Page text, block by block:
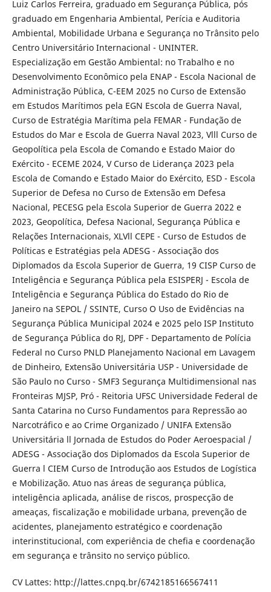
Luiz Carlos Ferreira, graduado em Segurança Pública, pós
graduado em Engenharia Ambiental, Perícia e Auditoria
Ambiental, Mobilidade Urbana e Segurança no Trânsito pelo
Centro Universitário Internacional - UNINTER.
Especialização em Gestão Ambiental: no Trabalho e no
Desenvolvimento Econômico pela ENAP - Escola Nacional de
Administração Pública, C-EEM 2025 no Curso de Extensão
em Estudos Marítimos pela EGN Escola de Guerra Naval,
Curso de Estratégia Marítima pela FEMAR - Fundação de
Estudos do Mar e Escola de Guerra Naval 2023, Vlll Curso de
Geopolítica pela Escola de Comando e Estado Maior do
Exército - ECEME 2024, V Curso de Liderança 2023 pela
Escola de Comando e Estado Maior do Exército, ESD - Escola
Superior de Defesa no Curso de Extensão em Defesa
Nacional, PECESG pela Escola Superior de Guerra 2022 e
2023, Geopolítica, Defesa Nacional, Segurança Pública e
Relações Internacionais, XLVll CEPE - Curso de Estudos de
Políticas e Estratégias pela ADESG - Associação dos
Diplomados da Escola Superior de Guerra, 19 CISP Curso de
Inteligência e Segurança Pública pela ESISPERJ - Escola de
Inteligência e Segurança Pública do Estado do Rio de
Janeiro na SEPOL / SSINTE, Curso O Uso de Evidências na
Segurança Pública Municipal 2024 e 2025 pelo ISP Instituto
de Segurança Pública do RJ, DPF - Departamento de Polícia
Federal no Curso PNLD Planejamento Nacional em Lavagem
de Dinheiro, Extensão Universitária USP - Universidade de
São Paulo no Curso - SMF3 Segurança Multidimensional nas
Fronteiras MJSP, Pró - Reitoria UFSC Universidade Federal de
Santa Catarina no Curso Fundamentos para Repressão ao
Narcotráfico e ao Crime Organizado / UNIFA Extensão
Universitária ll Jornada de Estudos do Poder Aeroespacial /
ADESG - Associação dos Diplomados da Escola Superior de
Guerra l CIEM Curso de Introdução aos Estudos de Logística
e Mobilização. Atuo nas áreas de segurança pública,
inteligência aplicada, análise de riscos, prospecção de
ameaças, fiscalização e mobilidade urbana, prevenção de
acidentes, planejamento estratégico e coordenação
interinstitucional, com experiência de chefia e coordenação
em segurança e trânsito no serviço público.
CV Lattes: http://lattes.cnpq.br/6742185166567411